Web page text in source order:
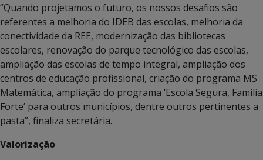
“Quando projetamos o futuro, os nossos desafios são
referentes a melhoria do IDEB das escolas, melhoria da
conectividade da REE, modernização das bibliotecas
escolares, renovação do parque tecnológico das escolas,
ampliação das escolas de tempo integral, ampliação dos
centros de educação profissional, criação do programa MS
Matemática, ampliação do programa ‘Escola Segura, Família
Forte’ para outros municípios, dentre outros pertinentes a
pasta”, finaliza secretária.
Valorização